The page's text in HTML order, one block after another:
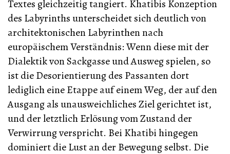
Textes gleichzeitig tangiert. Khatibis Konzeption
des Labyrinths unterscheidet sich deutlich von
architektonischen Labyrinthen nach
europäischem Verständnis: Wenn diese mit der
Dialektik von Sackgasse und Ausweg spielen, so
ist die Desorientierung des Passanten dort
lediglich eine Etappe auf einem Weg, der auf den
Ausgang als unausweichliches Ziel gerichtet ist,
und der letztlich Erlösung vom Zustand der
Verwirrung verspricht. Bei Khatibi hingegen
dominiert die Lust an der Bewegung selbst. Die